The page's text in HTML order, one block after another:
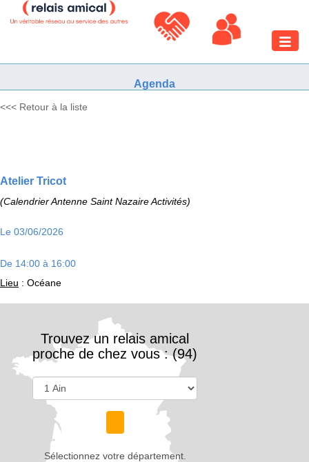
Toggle
Agenda
<<< Retour à la liste
Atelier Tricot
(Calendrier Antenne Saint Nazaire Activités)
Le 03/06/2026
De 14:00 à 16:00
Lieu : Océane
Trouvez un relais amical
proche de chez vous : (94)
Sélectionnez votre département.